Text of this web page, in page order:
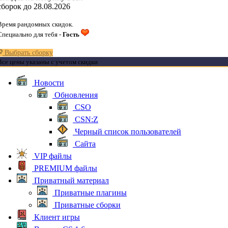
до 28.08.2026
рандомных скидок.
для тебя - Гость
Выбрать сборку
цены указаны с учетом скидки
Новости
Обновления
CSO
CSN:Z
Черный список пользователей
Сайта
VIP файлы
PREMIUM файлы
Приватный материал
Приватные плагины
Приватные сборки
Клиент игры